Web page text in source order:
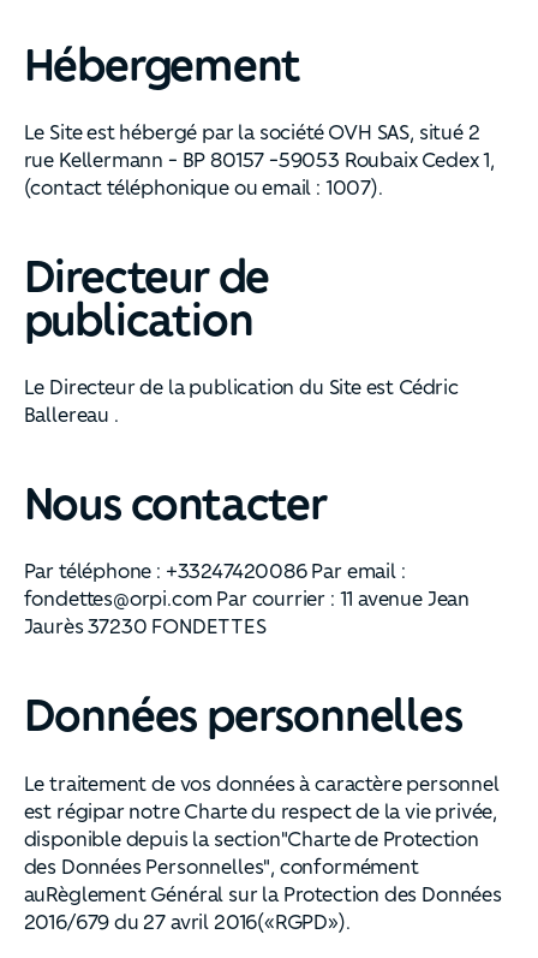
Hébergement
Le Site est hébergé par la société OVH SAS, situé 2
rue Kellermann - BP 80157 -59053 Roubaix Cedex 1,
(contact téléphonique ou email : 1007).
Directeur de
publication
Le Directeur de la publication du Site est Cédric
Ballereau .
Nous contacter
Par téléphone : +33247420086 Par email :
fondettes@orpi.com Par courrier : 11 avenue Jean
Jaurès 37230 FONDETTES
Données personnelles
Le traitement de vos données à caractère personnel
est régipar notre Charte du respect de la vie privée,
disponible depuis la section"Charte de Protection
des Données Personnelles", conformément
auRèglement Général sur la Protection des Données
2016/679 du 27 avril 2016(«RGPD»).